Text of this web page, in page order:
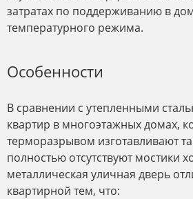
затратах по поддерживанию в
температурного режима.
Особенности
В сравнении с утепленными
квартир в многоэтажных домах,
терморазрывом изготавливают
полностью отсутствуют мостики
металлическая уличная дверь
квартирной тем, что: